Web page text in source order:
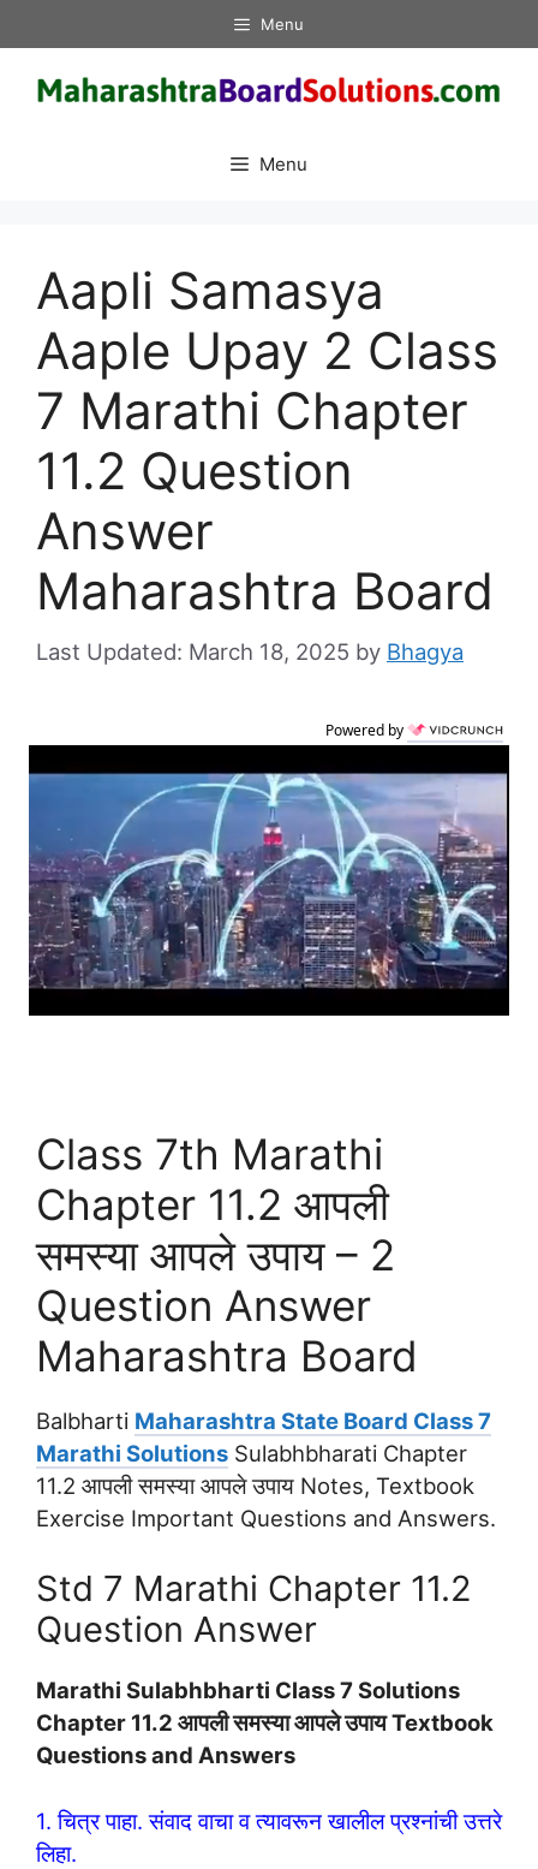
to
content
Menu
Menu
Aapli Samasya
Aaple Upay 2 Class
7 Marathi Chapter
11.2 Question
Answer
Maharashtra Board
March 18, 2025 by Bhagya
Powered by
Class 7th Marathi
Chapter 11.2 आपली
समस्या आपले उपाय – 2
Question Answer
Maharashtra Board
Balbharti Maharashtra State Board Class 7
Marathi Solutions Sulabhbharati Chapter
11.2 आपली समस्या आपले उपाय Notes, Textbook
Exercise Important Questions and Answers.
Std 7 Marathi Chapter 11.2
Question Answer
Marathi Sulabhbharti Class 7 Solutions
Chapter 11.2 आपली समस्या आपले उपाय Textbook
Questions and Answers
1. चित्र पाहा. संवाद वाचा व त्यावरून खालील प्रश्नांची उत्तरे
लिहा.